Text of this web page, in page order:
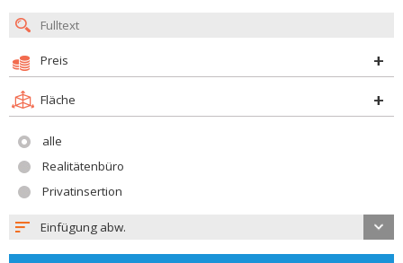
Preis
Fläche
alle
Realitätenbüro
Privatinsertion
Einfügung abw.